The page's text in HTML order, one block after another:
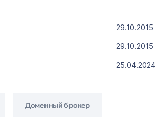
29.10.2015
29.10.2015
25.04.2024
Доменный брокер